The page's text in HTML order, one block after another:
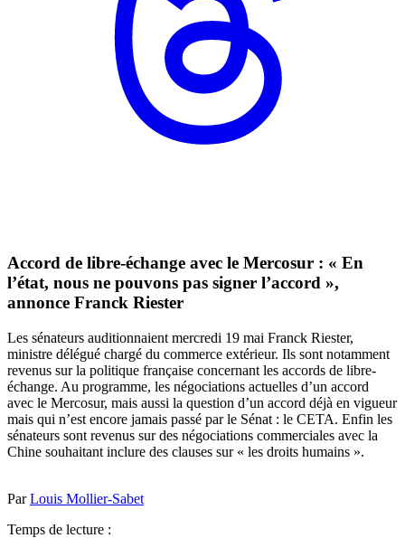
Accord de libre-échange avec le Mercosur : « En
l’état, nous ne pouvons pas signer l’accord »,
annonce Franck Riester
Les sénateurs auditionnaient mercredi 19 mai Franck Riester,
ministre délégué chargé du commerce extérieur. Ils sont notamment
revenus sur la politique française concernant les accords de libre-
échange. Au programme, les négociations actuelles d’un accord
avec le Mercosur, mais aussi la question d’un accord déjà en vigueur
mais qui n’est encore jamais passé par le Sénat : le CETA. Enfin les
sénateurs sont revenus sur des négociations commerciales avec la
Chine souhaitant inclure des clauses sur « les droits humains ».
ParLouis Mollier-Sabet
Temps de lecture :